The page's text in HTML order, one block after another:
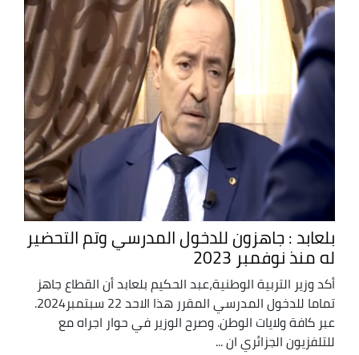
بلعابد : جاهزون للدخول المدرسي وتم التحضير
له منذ نوفمبر 2023
أكد وزير التربية الوطنية،عبد الحكيم بلعابد أن القطاع جاهز
تماما للدخول المدرسي المقرر هذا الاحد 22 سبتمبر2024.
عبر كافة ولايات الوطن. وصرح الوزير في حوار اجراه مع
للتلفزيون الجزائري ان ...